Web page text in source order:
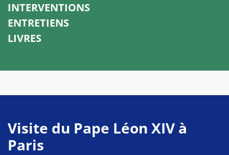
INTERVENTIONS
ENTRETIENS
LIVRES
Visite du Pape Léon XIV à
Paris